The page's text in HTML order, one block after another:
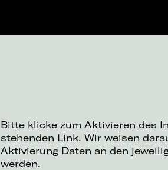
Bitte klicke zum Aktivieren des
stehenden Link. Wir weisen
Aktivierung Daten an den
werden.